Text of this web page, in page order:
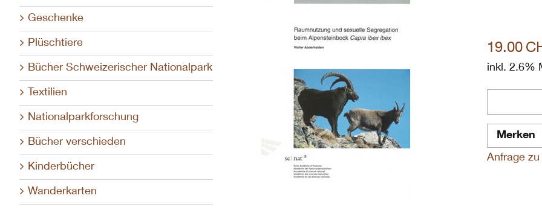
Geschenke
Plüschtiere
Bücher Schweizerischer Nationalpark
Textilien
Nationalparkforschung
Bücher verschieden
Kinderbücher
Wanderkarten
19.00
inkl. 2.6%
Merken
Anfrage zu